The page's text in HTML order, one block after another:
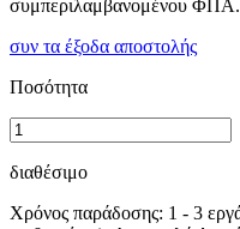
συμπεριλαμβανομένου ΦΠΑ.
συν τα έξοδα αποστολής
Ποσότητα
διαθέσιμο
Χρόνος παράδοσης: 1 - 3